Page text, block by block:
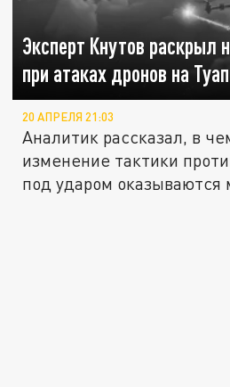
Эксперт Кнутов раскрыл
при атаках дронов на
20 АПРЕЛЯ 21:03
Аналитик рассказал, в
изменение тактики
под ударом оказываются